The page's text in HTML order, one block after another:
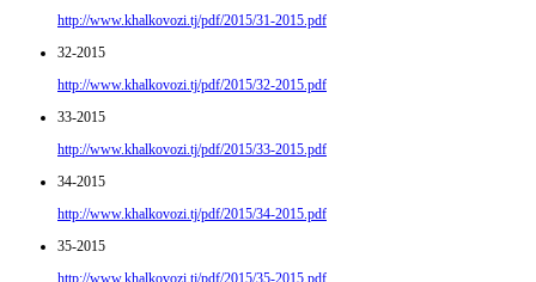
http://www.khalkovozi.tj/pdf/2015/31-2015.pdf
32-2015
http://www.khalkovozi.tj/pdf/2015/32-2015.pdf
33-2015
http://www.khalkovozi.tj/pdf/2015/33-2015.pdf
34-2015
http://www.khalkovozi.tj/pdf/2015/34-2015.pdf
35-2015